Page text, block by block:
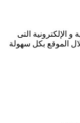
الإلكترونية التى
الموقع بكل سهولة